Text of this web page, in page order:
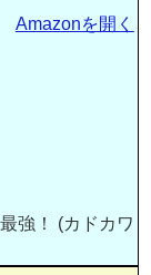
強！ (カドカワ
Amazonを開く